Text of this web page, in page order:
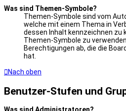
Was sind Themen-Symbole?
Themen-Symbole sind vom
welche mit einem Thema in
dessen Inhalt kennzeichnen zu
Themen-Symbole zu
Berechtigungen ab, die die
hat.
Nach oben
Benutzer-Stufen und